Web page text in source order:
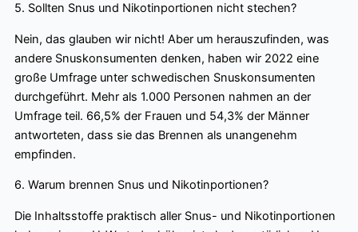
5. Sollten Snus und Nikotinportionen nicht stechen?
Nein, das glauben wir nicht! Aber um herauszufinden, was
andere Snuskonsumenten denken, haben wir 2022 eine
große Umfrage unter schwedischen Snuskonsumenten
durchgeführt. Mehr als 1.000 Personen nahmen an der
Umfrage teil. 66,5% der Frauen und 54,3% der Männer
antworteten, dass sie das Brennen als unangenehm
empfinden.
6. Warum brennen Snus und Nikotinportionen?
Die Inhaltsstoffe praktisch aller Snus- und Nikotinportionen